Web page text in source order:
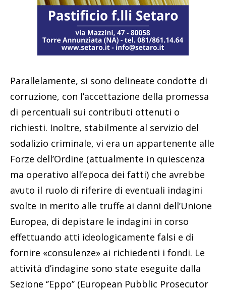
Parallelamente, si sono delineate condotte di
corruzione, con l’accettazione della promessa
di percentuali sui contributi ottenuti o
richiesti. Inoltre, stabilmente al servizio del
sodalizio criminale, vi era un appartenente alle
Forze dell’Ordine (attualmente in quiescenza
ma operativo all’epoca dei fatti) che avrebbe
avuto il ruolo di riferire di eventuali indagini
svolte in merito alle truffe ai danni dell’Unione
Europea, di depistare le indagini in corso
effettuando atti ideologicamente falsi e di
fornire «consulenze» ai richiedenti i fondi. Le
attività d’indagine sono state eseguite dalla
Sezione ‘’Eppo’’ (European Pubblic Prosecutor